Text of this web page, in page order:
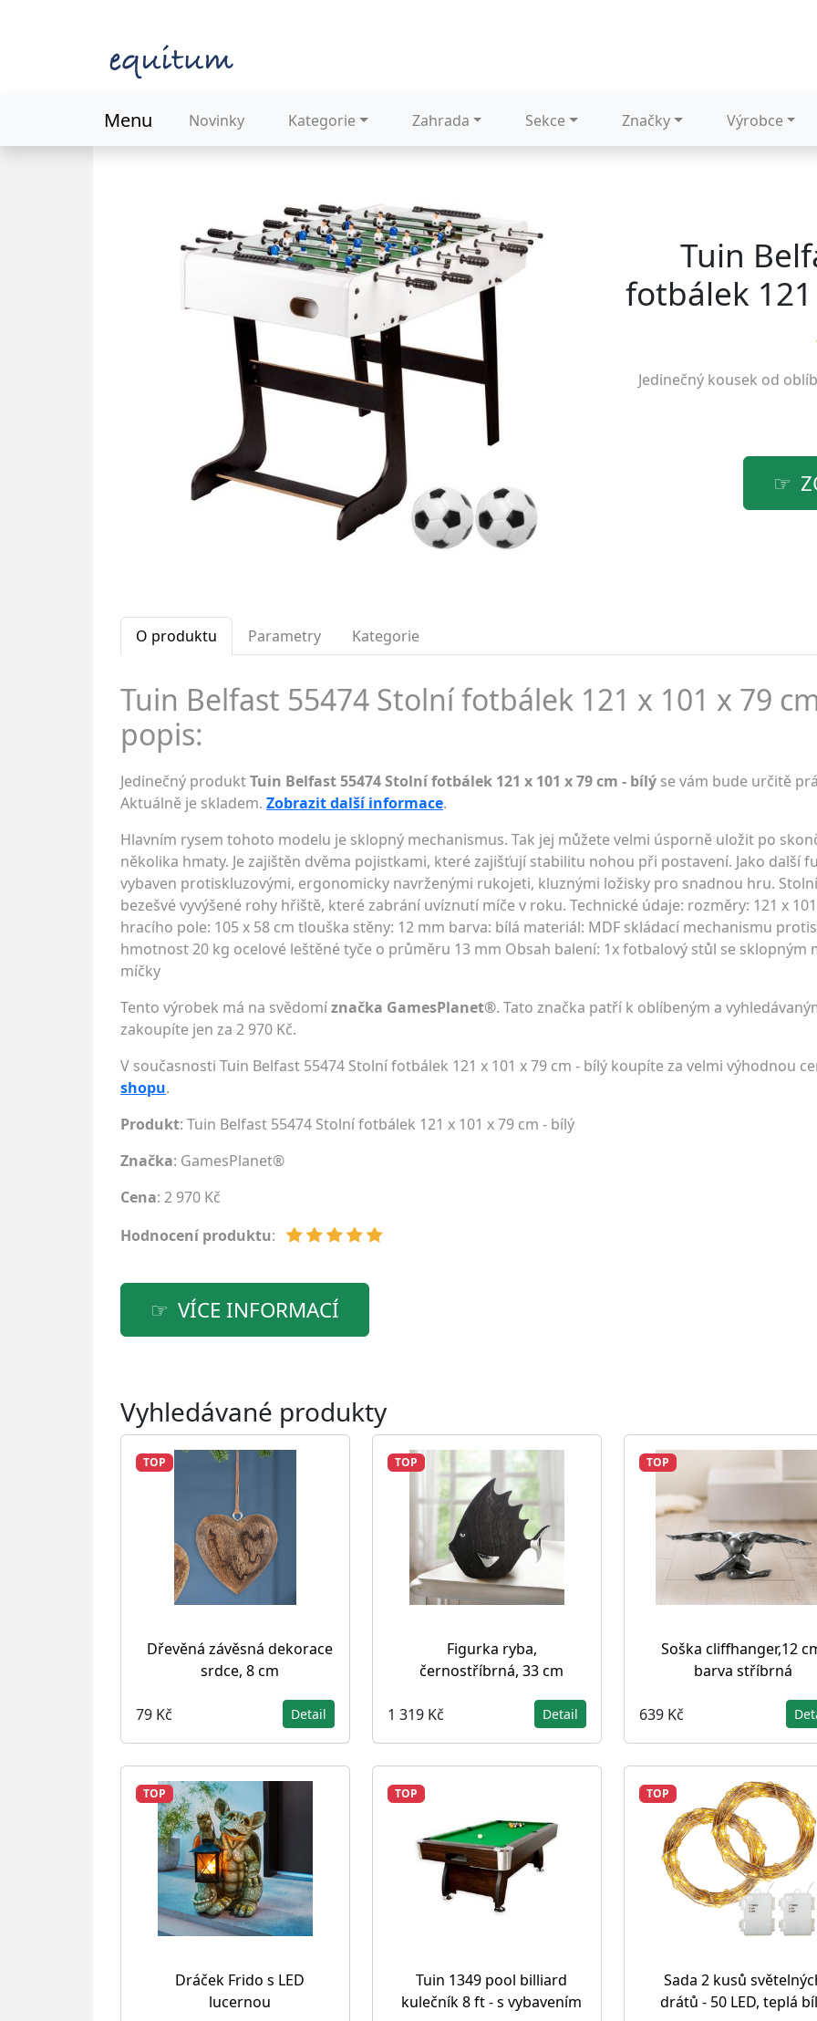
Menu Novinky Kategorie Zahrada Sekce Značky Výrobce
Tuin
fotbálek
Jedinečný kousek od
O produktu Parametry Kategorie
Tuin Belfast 55474 Stolní fotbálek 121 x 101 x 79
popis:
Jedinečný produktTuin Belfast 55474 Stolní fotbálek 121 x 101 x 79 cm - bílý se vám bude určitě
Aktuálně je skladem. Zobrazit další informace.
Hlavním rysem tohoto modelu je sklopný mechanismus. Tak jej můžete velmi úsporně uložit po
několika hmaty. Je zajištěn dvěma pojistkami, které zajišťují stabilitu nohou při postavení. Jako další
vybaven protiskluzovými, ergonomicky navrženými rukojeti, kluznými ložisky pro snadnou hru.
bezešvé vyvýšené rohy hřiště, které zabrání uvíznutí míče v roku. Technické údaje: rozměry: 121 x
hracího pole: 105 x 58 cm tlouška stěny: 12 mm barva: bílá materiál: MDF skládací mechanismu
hmotnost 20 kg ocelové leštěné tyče o průměru 13 mm Obsah balení: 1x fotbalový stůl se sklopným
míčky
Tento výrobek má na svědomíznačka GamesPlanet®. Tato značka patří k oblíbeným a
zakoupíte jen za 2 970 Kč.
V současnosti Tuin Belfast 55474 Stolní fotbálek 121 x 101 x 79 cm - bílý koupíte za velmi výhodnou
shopu.
Produkt: Tuin Belfast 55474 Stolní fotbálek 121 x 101 x 79 cm - bílý
Značka: GamesPlanet®
Cena: 2 970 Kč
Hodnocení produktu:
VÍCE INFORMACÍ
Vyhledávané produkty
TOP
Dřevěná závěsná dekorace
srdce, 8 cm
79 Kč Detail
TOP
Figurka ryba,
černostříbrná, 33 cm
1 319 Kč Detail
TOP
Soška cliffhanger,12
barva stříbrná
639 Kč
TOP
Dráček Frido s LED
lucernou
TOP
Tuin 1349 pool billiard
kulečník 8 ft - s vybavením
TOP
Sada 2 kusů
drátů - 50 LED, teplá